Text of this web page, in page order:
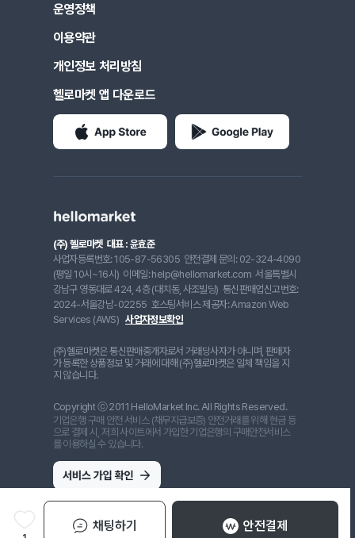
채팅하기 안전결제
운영정책
이용약관
개인정보 처리방침
헬로마켓 앱 다운로드
(주) 헬로마켓 대표 : 윤효준
사업자등록번호: 105-87-56305 안전결제 문의: 02-324-4090
(평일 10시~16시) 이메일: help@hellomarket.com 서울특별시
강남구 영동대로 424, 4층 (대치동, 사조빌딩) 통신판매업신고번호:
2024-서울강남-02255 호스팅서비스 제공자: Amazon Web
Services (AWS) 사업자정보확인
(주)헬로마켓은 통신판매중개자로서 거래당사자가 아니며, 판매자
가 등록한 상품정보 및 거래에 대해 (주)헬로마켓은 일체 책임을 지
지 않습니다.
Copyright ⓒ 2011 HelloMarket Inc. All Rights Reserved.
기업은행 구매 안전 서비스 (채무지급보증) 안전거래를 위해 현금 등
으로 결제 시, 저희 사이트에서 가입한 기업은행의 구매안전서비스
를 이용하실 수 있습니다.